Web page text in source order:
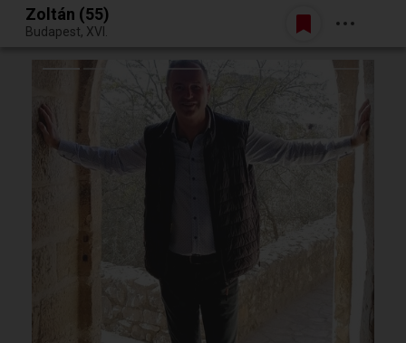
Egy jó randiból bármi lehet.
Belépés
Zoltán (55)
Budapest, XVI.